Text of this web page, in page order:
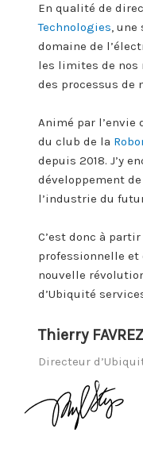
En qualité de
Technologies, une
domaine de
les limites de nos
des processus de
Animé par l’envie
du club de la
depuis 2018. J’y
développement
l’industrie du
C’est donc à
professionnelle et
nouvelle
d’Ubiquité
Thierry FAVREZ
Directeur